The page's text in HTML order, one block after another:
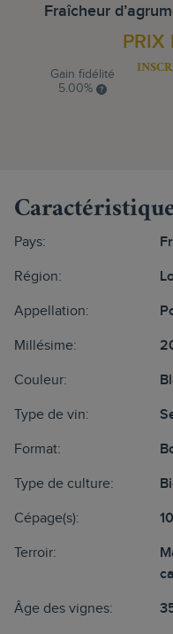
Fraîcheur
PRIX
Gain fidélité
5.00%
Pays:
Région:
Appellation:
Millésime:
Couleur:
Type de vin:
Format:
Type de culture:
Cépage(s):
Terroir:
Âge des vignes: